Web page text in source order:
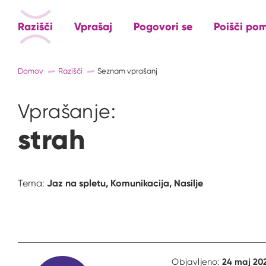
Razišči Vprašaj Pogovori se Poišči
Domov Razišči Seznam vprašanj
Vprašanje:
strah
Tema: Jaz na spletu, Komunikacija, Nasilje
Objavljeno: 24 maj